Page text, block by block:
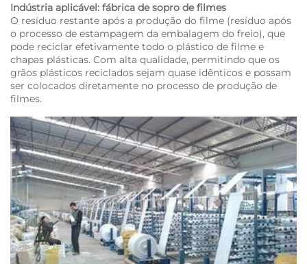
Indústria aplicável: fábrica de sopro de filmes
O resíduo restante após a produção do filme (resíduo após
o processo de estampagem da embalagem do freio), que
pode reciclar efetivamente todo o plástico de filme e
chapas plásticas. Com alta qualidade, permitindo que os
grãos plásticos reciclados sejam quase idênticos e possam
ser colocados diretamente no processo de produção de
filmes.